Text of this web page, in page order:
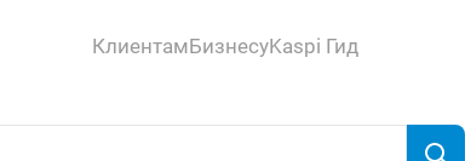
КлиентамБизнесуKaspi Гид